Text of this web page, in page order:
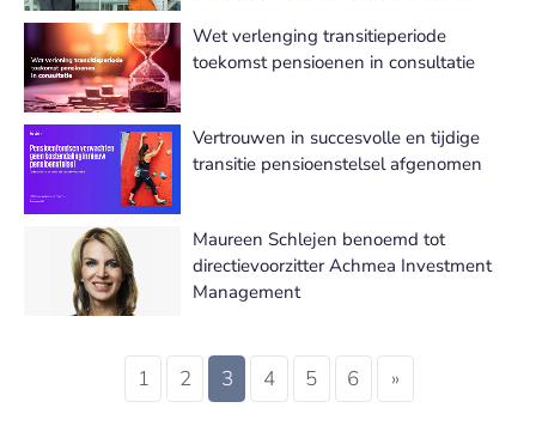
Wet verlenging transitieperiode
toekomst pensioenen in consultatie
Vertrouwen in succesvolle en tijdige
transitie pensioenstelsel afgenomen
Maureen Schlejen benoemd tot
directievoorzitter Achmea Investment
Management
1 2 3 4 5 6 »